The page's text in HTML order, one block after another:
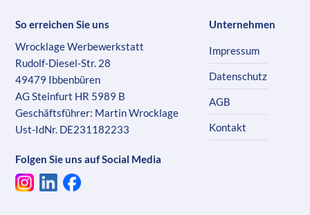
So erreichen Sie uns
Wrocklage Werbewerkstatt
Rudolf-Diesel-Str. 28
49479 Ibbenbüren
AG Steinfurt HR 5989 B
Geschäftsführer: Martin Wrocklage
Ust-IdNr. DE231182233
Folgen Sie uns auf Social Media
Unternehmen
Impressum
Datenschutz
AGB
Kontakt